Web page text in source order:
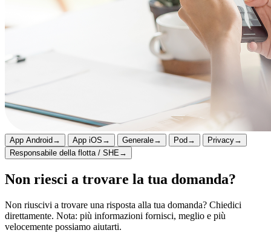
App Android → App iOS → Generale→ Pod → Privacy→
Responsabile della flotta / SHE→
Non riesci a trovare la tua domanda?
Non riuscivi a trovare una risposta alla tua domanda? Chiedici
direttamente. Nota: più informazioni fornisci, meglio e più
velocemente possiamo aiutarti.